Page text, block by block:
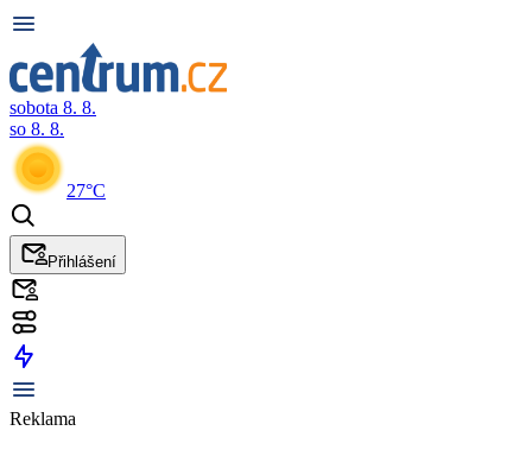
sobota 8. 8.
so 8. 8.
27°C
Přihlášení
Reklama